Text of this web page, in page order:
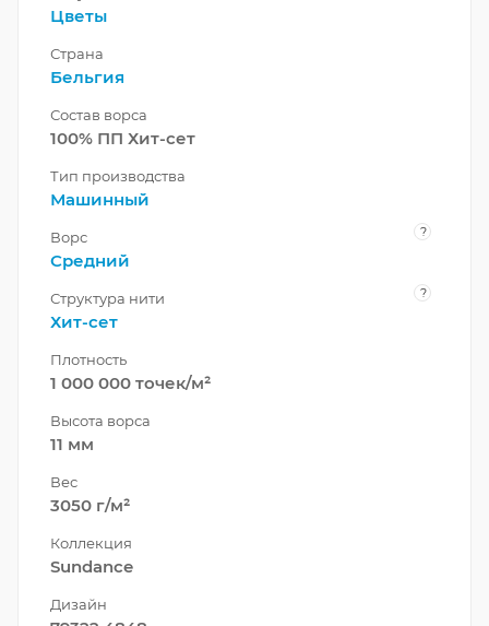
Цветы
Страна
Бельгия
Состав ворса
100% ПП Хит-сет
Тип производства
Машинный
Ворс ?
Средний
Структура нити ?
Хит-сет
Плотность
1 000 000 точек/м²
Высота ворса
11 мм
Вес
3050 г/м²
Коллекция
Sundance
Дизайн